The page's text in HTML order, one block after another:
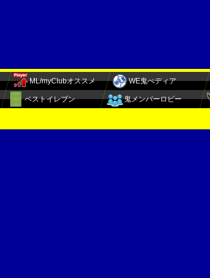
ML/myClubオススメ WE鬼ぺディア
ベストイレブン 鬼メンバーロビー